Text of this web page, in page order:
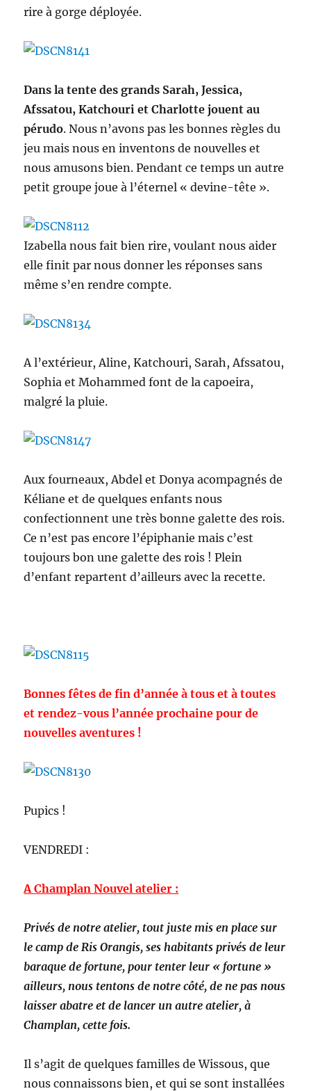
rire à gorge déployée.
Dans la tente des grands Sarah, Jessica,
Afssatou, Katchouri et Charlotte jouent au
pérudo. Nous n’avons pas les bonnes règles du
jeu mais nous en inventons de nouvelles et
nous amusons bien. Pendant ce temps un autre
petit groupe joue à l’éternel « devine-tête ».
Izabella nous fait bien rire, voulant nous aider
elle finit par nous donner les réponses sans
même s’en rendre compte.
A l’extérieur, Aline, Katchouri, Sarah, Afssatou,
Sophia et Mohammed font de la capoeira,
malgré la pluie.
Aux fourneaux, Abdel et Donya acompagnés de
Kéliane et de quelques enfants nous
confectionnent une très bonne galette des rois.
Ce n’est pas encore l’épiphanie mais c’est
toujours bon une galette des rois ! Plein
d’enfant repartent d’ailleurs avec la recette.
Bonnes fêtes de fin d’année à tous et à toutes
et rendez-vous l’année prochaine pour de
nouvelles aventures !
Pupics !
VENDREDI :
A Champlan Nouvel atelier :
Privés de notre atelier, tout juste mis en place sur
le camp de Ris Orangis, ses habitants privés de leur
baraque de fortune, pour tenter leur « fortune »
ailleurs, nous tentons de notre côté, de ne pas nous
laisser abatre et de lancer un autre atelier, à
Champlan, cette fois.
Il s’agit de quelques familles de Wissous, que
nous connaissons bien, et qui se sont installées